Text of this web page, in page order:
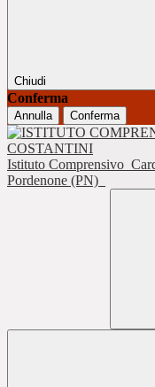
Chiudi
Conferma
Annulla Conferma
Istituto Comprensivo
Pordenone (PN)